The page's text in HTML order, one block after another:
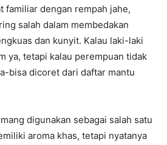
familiar dengan rempah jahe,
salah dalam membedakan
dan kunyit. Kalau laki-laki
ya, tetapi kalau perempuan tidak
bisa dicoret dari daftar mantu
digunakan sebagai salah satu
aroma khas, tetapi nyatanya